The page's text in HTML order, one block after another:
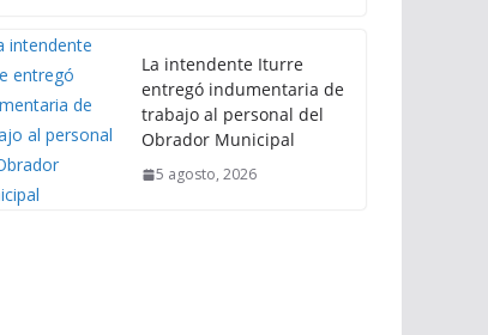
La intendente Iturre
entregó indumentaria de
trabajo al personal del
Obrador Municipal
5 agosto, 2026